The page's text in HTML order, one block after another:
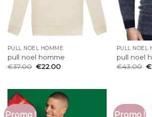
PULL NOEL HOMME
pull noel homme
€37.00 €22.00
PULL NOEL
pull noel
€43.00 €
Promo ! Promo !